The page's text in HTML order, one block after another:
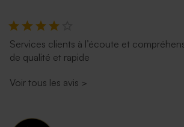
Services clients à l’écoute et
de qualité et rapide
Voir tous les avis >